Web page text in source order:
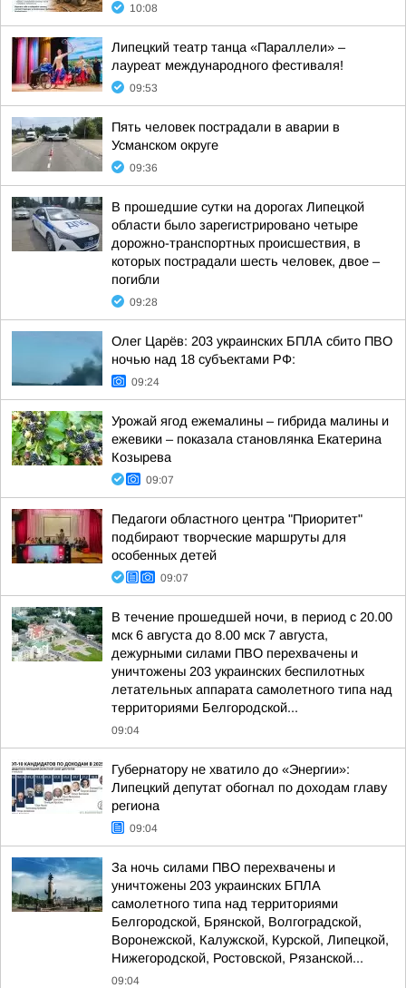
10:08
Липецкий театр танца «Параллели» –
лауреат международного фестиваля!
09:53
Пять человек пострадали в аварии в
Усманском округе
09:36
В прошедшие сутки на дорогах Липецкой
области было зарегистрировано четыре
дорожно-транспортных происшествия, в
которых пострадали шесть человек, двое –
погибли
09:28
Олег Царёв: 203 украинских БПЛА сбито ПВО
ночью над 18 субъектами РФ:
09:24
Урожай ягод ежемалины – гибрида малины и
ежевики – показала становлянка Екатерина
Козырева
09:07
Педагоги областного центра "Приоритет"
подбирают творческие маршруты для
особенных детей
09:07
В течение прошедшей ночи, в период с 20.00
мск 6 августа до 8.00 мск 7 августа,
дежурными силами ПВО перехвачены и
уничтожены 203 украинских беспилотных
летательных аппарата самолетного типа над
территориями Белгородской...
09:04
Губернатору не хватило до «Энергии»:
Липецкий депутат обогнал по доходам главу
региона
09:04
За ночь силами ПВО перехвачены и
уничтожены 203 украинских БПЛА
самолетного типа над территориями
Белгородской, Брянской, Волгоградской,
Воронежской, Калужской, Курской, Липецкой,
Нижегородской, Ростовской, Рязанской...
09:04